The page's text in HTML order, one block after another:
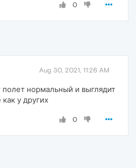
0
Aug 30, 2021, 11:26 AM
полет нормальный и выглядит
у других
0